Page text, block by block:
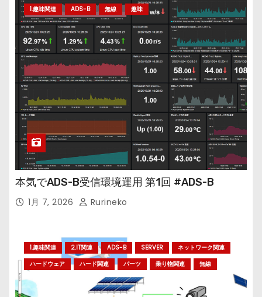
1.趣味関連 ADS-B 無線 趣味
本気でADS-B受信環境運用 第1回 #ADS-B
1月 7, 2026 Rurineko
1.趣味関連 2.IT関連 ADS-B SERVER
ネットワーク関連
ハードウェア
ハード関連 パーツ 乗り物関連 無線